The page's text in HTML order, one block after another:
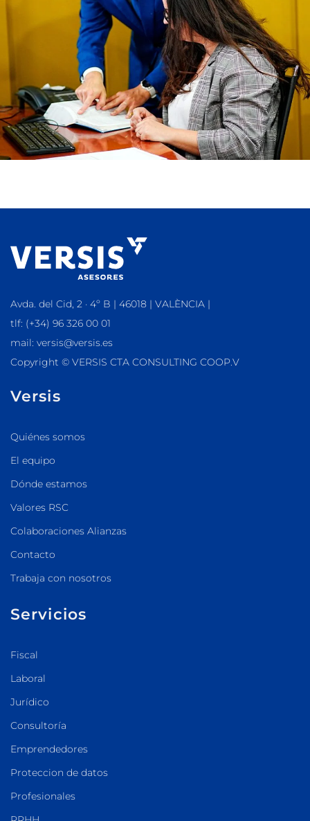
Avda. del Cid, 2 · 4º B | 46018 | VALÈNCIA |
tlf: (+34) 96 326 00 01
mail: versis@versis.es
Copyright © VERSIS CTA CONSULTING COOP.V
Versis
Quiénes somos
El equipo
Dónde estamos
Valores RSC
Colaboraciones Alianzas
Contacto
Trabaja con nosotros
Servicios
Fiscal
Laboral
Jurídico
Consultoría
Emprendedores
Proteccion de datos
Profesionales